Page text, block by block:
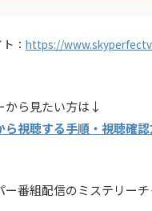
： https://
から見たい方は↓
視聴する手順・視聴確
番組配信のミステリー